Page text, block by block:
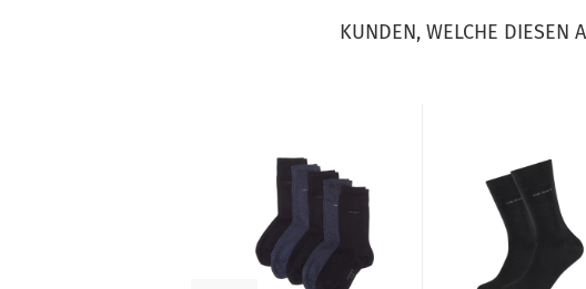
KUNDEN, WELCHE DIESEN